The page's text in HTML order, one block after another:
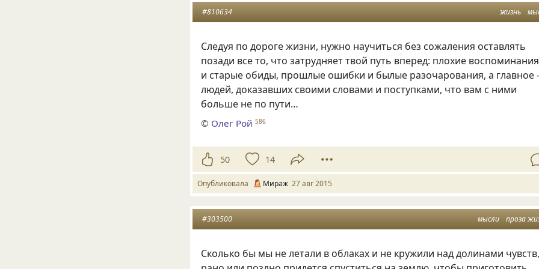
жизнь
#810634
Следуя по дороге жизни, нужно научиться без сожаления оставлять
позади все то, что затрудняет твой путь вперед: плохие воспоминания
и старые обиды, прошлые ошибки и былые разочарования, а
людей, доказавших своими словами и поступками, что вам с ними
больше не по пути…
© Олег Рой 586
50 14
Опубликовала Мираж 27 авг 2015
мысли проза
#303500
Сколько бы мы не летали в облаках и не кружили над долинами чувств,